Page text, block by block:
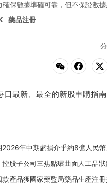
保數據準確可靠，但不保證數
藥品注冊
日最新、最全的新股申購指
年中期虧損介乎約8億人民
股子公司三焦點環曲面人工晶
產品獲國家藥監局藥品生產注